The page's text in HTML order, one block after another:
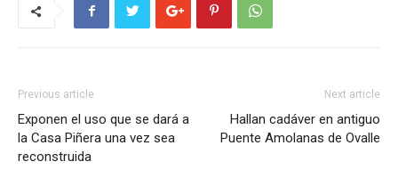
Previous article
Exponen el uso que se dará a
la Casa Piñera una vez sea
reconstruida
Next article
Hallan cadáver en antiguo
Puente Amolanas de Ovalle